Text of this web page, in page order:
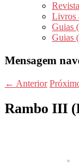
Livros
Guias
Guias
Mensagem
← Anterior
Rambo III